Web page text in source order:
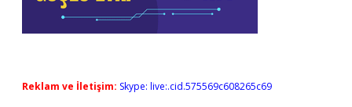
Reklam ve İletişim: Skype: live:.cid.575569c608265c69